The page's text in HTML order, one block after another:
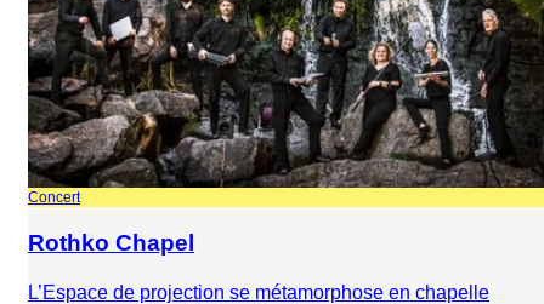
Concert
Rothko Chapel
L’Espace de projection se métamorphose en chapelle